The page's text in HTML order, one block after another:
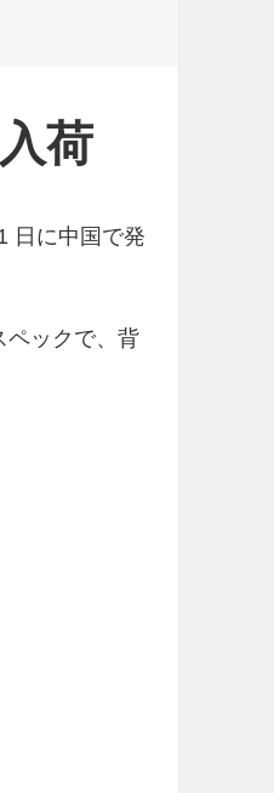
荷
日に中国で発
ペックで、背